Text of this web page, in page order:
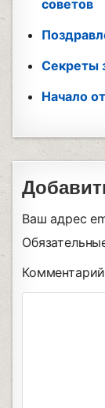
советов
Секреты
Начало
Ваш адрес
Комментарий